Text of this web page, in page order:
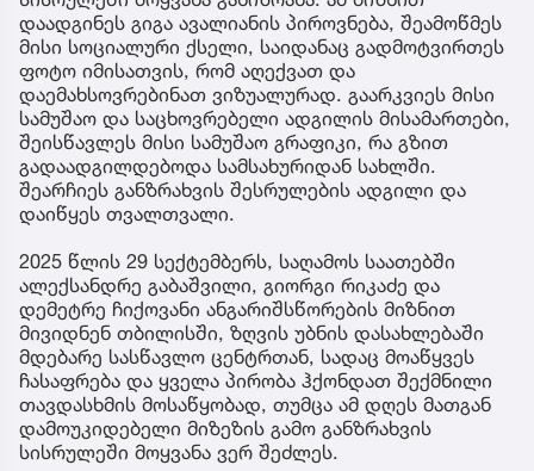
დაადგინეს გიგა ავალიანის პიროვნება, შეამოწმეს
მისი სოციალური ქსელი, საიდანაც გადმოტვირთეს
ფოტო იმისათვის, რომ აღექვათ და
დაემახსოვრებინათ ვიზუალურად. გაარკვიეს მისი
სამუშაო და საცხოვრებელი ადგილის მისამართები,
შეისწავლეს მისი სამუშაო გრაფიკი, რა გზით
გადაადგილდებოდა სამსახურიდან სახლში.
შეარჩიეს განზრახვის შესრულების ადგილი და
დაიწყეს თვალთვალი.
2025 წლის 29 სექტემბერს, საღამოს საათებში
ალექსანდრე გაბაშვილი, გიორგი რიკაძე და
დემეტრე ჩიქოვანი ანგარიშსწორების მიზნით
მივიდნენ თბილისში, ზღვის უბნის დასახლებაში
მდებარე სასწავლო ცენტრთან, სადაც მოაწყვეს
ჩასაფრება და ყველა პირობა ჰქონდათ შექმნილი
თავდასხმის მოსაწყობად, თუმცა ამ დღეს მათგან
დამოუკიდებელი მიზეზის გამო განზრახვის
სისრულეში მოყვანა ვერ შეძლეს.